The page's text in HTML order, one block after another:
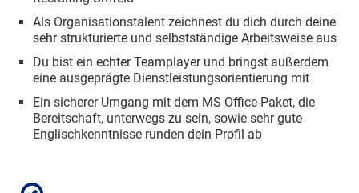
Als Organisationstalent zeichnest du dich durch deine
sehr strukturierte und selbstständige Arbeitsweise aus
Du bist ein echter Teamplayer und bringst außerdem
eine ausgeprägte Dienstleistungsorientierung mit
Ein sicherer Umgang mit dem MS Office-Paket, die
Bereitschaft, unterwegs zu sein, sowie sehr gute
Englischkenntnisse runden dein Profil ab